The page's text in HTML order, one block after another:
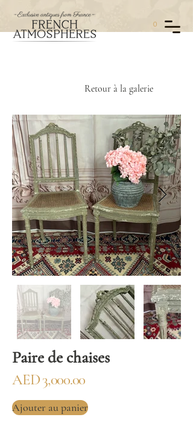
0
Retour à la galerie
Paire de chaises
AED 3,000.00
Ajouter au panier